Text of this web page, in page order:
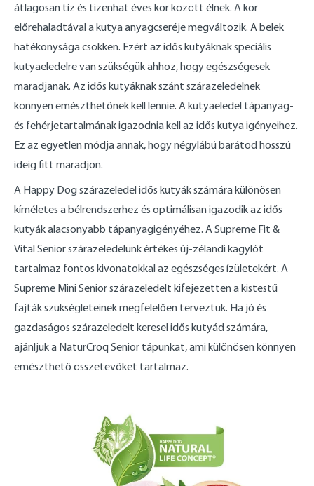
átlagosan tíz és tizenhat éves kor között élnek. A kor
előrehaladtával a kutya anyagcseréje megváltozik. A belek
hatékonysága csökken. Ezért az idős kutyáknak speciális
kutyaeledelre van szükségük ahhoz, hogy egészségesek
maradjanak. Az idős kutyáknak szánt szárazeledelnek
könnyen emészthetőnek kell lennie. A kutyaeledel tápanyag-
és fehérjetartalmának igazodnia kell az idős kutya igényeihez.
Ez az egyetlen módja annak, hogy négylábú barátod hosszú
ideig fitt maradjon.
A Happy Dog szárazeledel idős kutyák számára különösen
kíméletes a bélrendszerhez és optimálisan igazodik az idős
kutyák alacsonyabb tápanyagigényéhez. A Supreme Fit &
Vital Senior szárazeledelünk értékes új-zélandi kagylót
tartalmaz fontos kivonatokkal az egészséges ízületekért. A
Supreme Mini Senior szárazeledelt kifejezetten a kistestű
fajták szükségleteinek megfelelően terveztük. Ha jó és
gazdaságos szárazeledelt keresel idős kutyád számára,
ajánljuk a NaturCroq Senior tápunkat, ami különösen könnyen
emészthető összetevőket tartalmaz.